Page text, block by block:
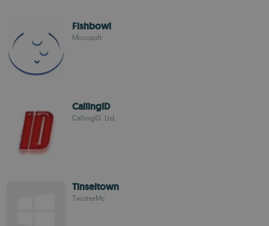
Fishbowl
Microsoft
CallingID
CallingID, Ltd.
Tinseltown
TwisterMc